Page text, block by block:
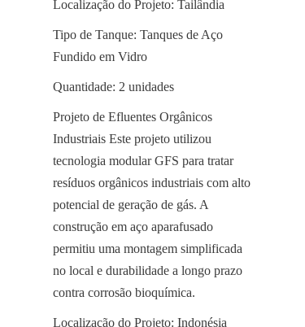
Localização do Projeto: Tailândia
Tipo de Tanque: Tanques de Aço
Fundido em Vidro
Quantidade: 2 unidades
Projeto de Efluentes Orgânicos
Industriais Este projeto utilizou
tecnologia modular GFS para tratar
resíduos orgânicos industriais com alto
potencial de geração de gás. A
construção em aço aparafusado
permitiu uma montagem simplificada
no local e durabilidade a longo prazo
contra corrosão bioquímica.
Localização do Projeto: Indonésia